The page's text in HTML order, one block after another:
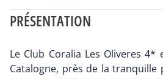
PRÉSENTATION
Le Club Coralia Les Oliveres
Catalogne, près de la tranquille